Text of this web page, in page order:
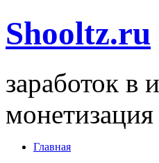
Shooltz.ru
заработок в
монетизация
Главная